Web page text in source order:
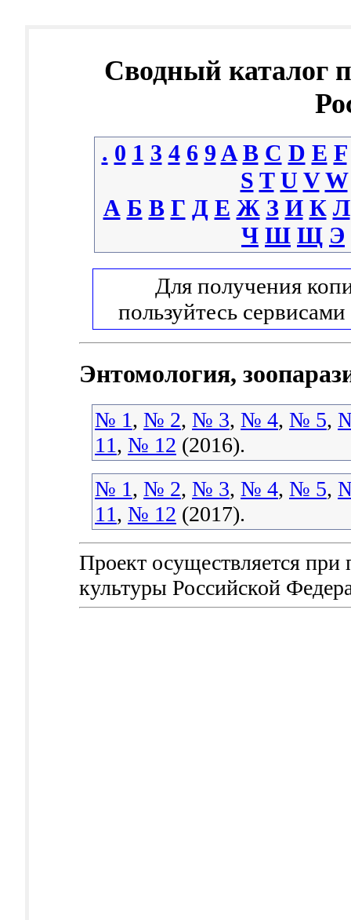
Сводный каталог
. 0 1 3 4 6 9 A B C D E F
S T U V W
А Б В Г Д Е Ж З И К Л
Ч Ш Щ Э
Для получения
пользуйтесь сервисами
Энтомология,
№ 1, № 2, № 3, № 4, № 5,
11, № 12 (2016).
№ 1, № 2, № 3, № 4, № 5,
11, № 12 (2017).
Проект осуществляется
культуры Российской